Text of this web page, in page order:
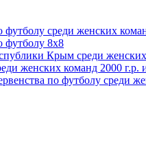
футболу среди женских
футболу 8х8
Крым среди
женских команд 2000 г.р.
по футболу среди